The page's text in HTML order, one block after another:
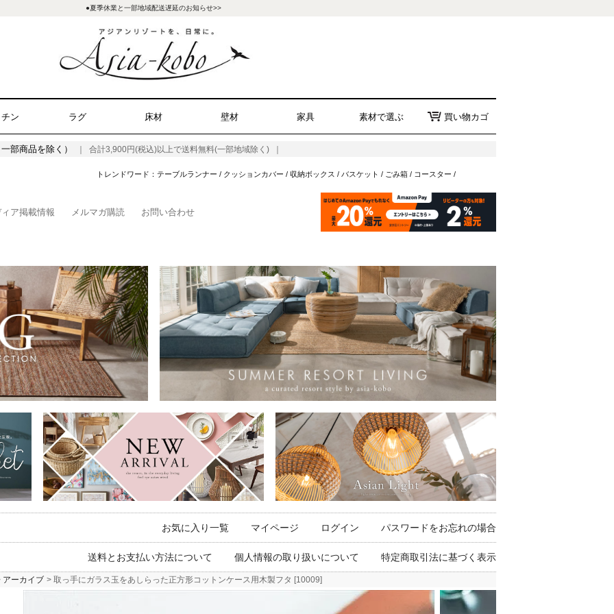
●夏季休業と一部地域配送遅延のお知らせ>>
ン ラグ 床材 壁材 家具 素材で選ぶ 買い物カゴ
部商品を除く） ｜ 合計3,900円(税込)以上で送料無料(一部地域除く) ｜
トレンドワード： テーブルランナー / クッションカバー / 収納ボックス / バスケット / ごみ箱/ コースター /
ア掲載情報 メルマガ購読 お問い合わせ
お気に入り一覧 マイページ ログイン パスワードをお忘れの場合
送料とお支払い方法について 個人情報の取り扱いについて 特定商取引法に基づく表示
アーカイブ 取っ手にガラス玉をあしらった正方形コットンケース用木製フタ [10009]